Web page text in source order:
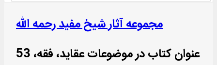
مجموعه آثار شیخ مفید رحمه الله
53 عنوان کتاب در موضوعات عقاید، فقه،